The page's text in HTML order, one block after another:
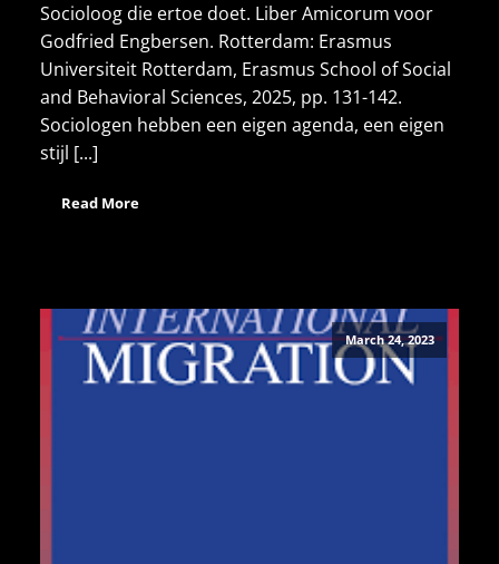
Socioloog die ertoe doet. Liber Amicorum voor
Godfried Engbersen. Rotterdam: Erasmus
Universiteit Rotterdam, Erasmus School of Social
and Behavioral Sciences, 2025, pp. 131-142.
Sociologen hebben een eigen agenda, een eigen
stijl [...]
Read More
March 24, 2023